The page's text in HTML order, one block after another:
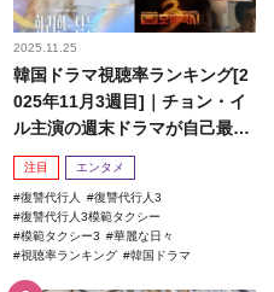
2025.11.25
韓国ドラマ視聴率ランキング[2
025年11月3週目]｜チョン・イ
ル主演の週末ドラマが自己最高
記録を更新！
注目 エンタメ
復讐代行人
復讐代行人3
復讐代行人3模範タクシー
模範タクシー3
華麗な日々
視聴率ランキング
韓国ドラマ